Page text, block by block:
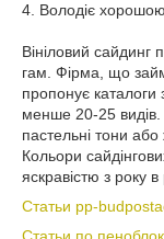
4. Володіє хорошою
Вініловий сайдинг
гам. Фірма, що
пропонує
менше 20-25 видів.
пастельні тони
Кольори
яскравістю з року в
Статьи pp-